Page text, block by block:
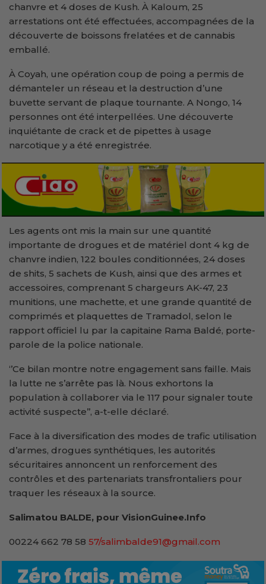
chanvre et 4 doses de Kush. À Kaloum, 25
arrestations ont été effectuées, accompagnées de la
découverte de boissons frelatées et de cannabis
emballé.
À Coyah, une opération coup de poing a permis de
démanteler un réseau et la destruction d’une
buvette servant de plaque tournante. A Nongo, 14
personnes ont été interpellées. Une découverte
inquiétante de crack et de pipettes à usage
narcotique y a été enregistrée.
Les agents ont mis la main sur une quantité
importante de drogues et de matériel dont 4 kg de
chanvre indien, 122 boules conditionnées, 24 doses
de shits, 5 sachets de Kush, ainsi que des armes et
accessoires, comprenant 5 chargeurs AK-47, 23
munitions, une machette, et une grande quantité de
comprimés et plaquettes de Tramadol, selon le
rapport officiel lu par la capitaine Rama Baldé, porte-
parole de la police nationale.
‘’Ce bilan montre notre engagement sans faille. Mais
la lutte ne s’arrête pas là. Nous exhortons la
population à collaborer via le 117 pour signaler toute
activité suspecte’’, a-t-elle déclaré.
Face à la diversification des modes de trafic utilisation
d’armes, drogues synthétiques, les autorités
sécuritaires annoncent un renforcement des
contrôles et des partenariats transfrontaliers pour
traquer les réseaux à la source.
Salimatou BALDE, pour VisionGuinee.Info
00224 662 78 58 57/salimbalde91@gmail.com